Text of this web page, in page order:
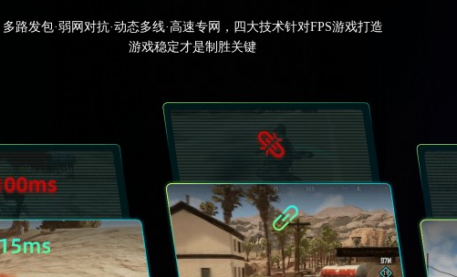
多路发包·弱网对抗·动态多线·高速专网，四大技术针对FPS游戏打造
游戏稳定才是制胜关键